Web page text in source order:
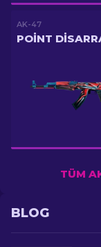
AK-47
POINT
TÜM
BLOG